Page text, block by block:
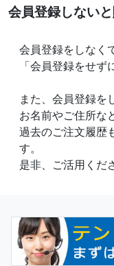
会員登録しない
会員登録をしなく
「会員登録をせず
また、会員登録を
お名前やご住所な
過去のご注文履歴
す。
是非、ご活用くだ